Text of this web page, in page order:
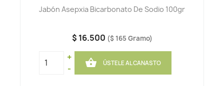
Jabón Asepxia Bicarbonato De Sodio 100gr
$ 16.500 ($ 165 Gramo)
+
-
 ÚSTELE AL CANASTO